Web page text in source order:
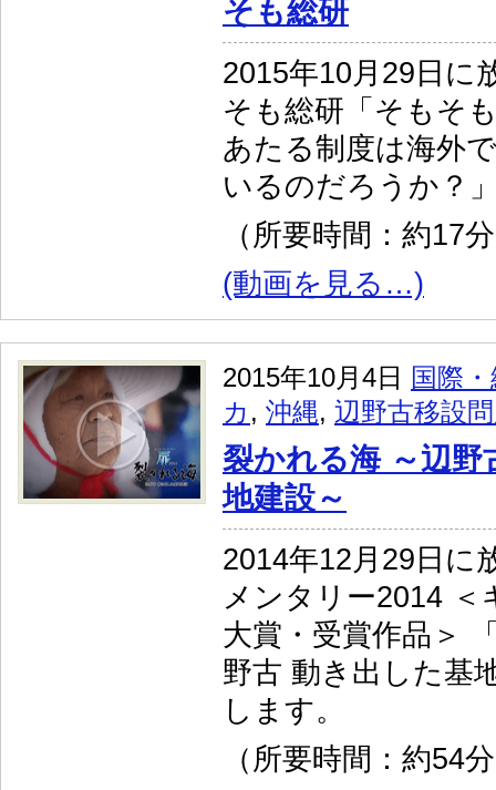
そも総研
2015年10月29日に
そも総研「そもそ
あたる制度は海外
いるのだろうか？
（所要時間：約17
(動画を見る…)
2015年10月4日 国際
カ , 沖縄, 辺野古移設
裂かれる海 ～辺野
地建設～
2014年12月29日に
メンタリー2014 ＜
大賞・受賞作品＞
野古 動き出した基
します。
（所要時間：約54